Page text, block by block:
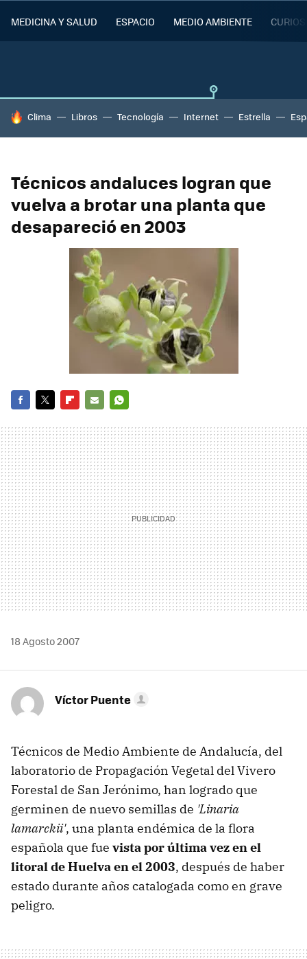
MEDICINA Y SALUD ESPACIO MEDIO AMBIENTE
HOY SE HABLA DE
Clima Libros Tecnología Internet Estrella
Técnicos andaluces logran que
vuelva a brotar una planta que
desapareció en 2003
MAIL
18 Agosto 2007
Víctor Puente
Técnicos de Medio Ambiente de Andalucía, del
laboratorio de Propagación Vegetal del Vivero
Forestal de San Jerónimo, han logrado que
germinen de nuevo semillas de 'Linaria
lamarckii', una planta endémica de la flora
española que fue vista por última vez en el
litoral de Huelva en el 2003, después de haber
estado durante años catalogada como en grave
peligro.